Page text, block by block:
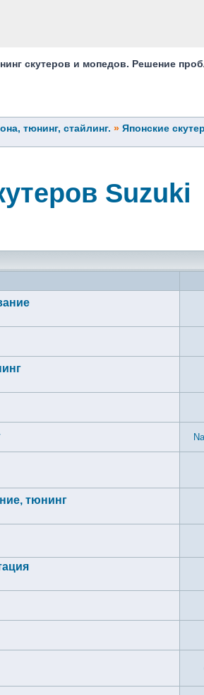
скутеров и мопедов. Решение
тюнинг, стайлинг. » Японские
Suzuki
тюнинг